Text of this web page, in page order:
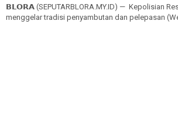
𝗕𝗟𝗢𝗥𝗔 (SEPUTARBLORA.MY.ID) — Kepolisian
menggelar tradisi penyambutan dan pelepasan